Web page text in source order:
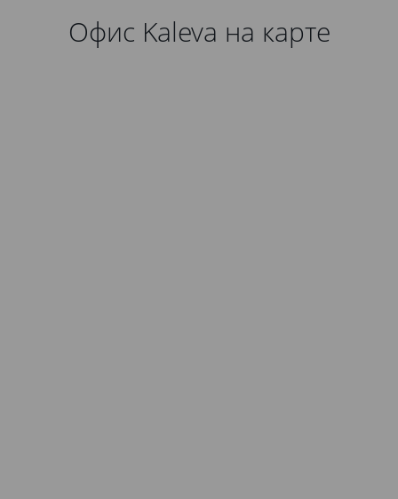
Офис Kaleva на карте